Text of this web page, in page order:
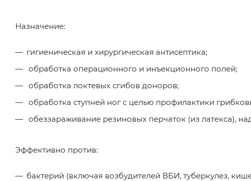
Назначение:
гигиеническая и хирургическая антисептика;
обработка операционного и инъекционного полей;
обработка локтевых сгибов доноров;
обработка ступней ног с целью профилактики
обеззараживание резиновых перчаток (из латекса),
Эффективно против:
бактерий (включая возбудителей ВБИ, туберкулез,